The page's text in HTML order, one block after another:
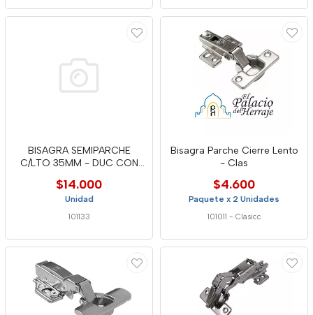
BISAGRA SEMIPARCHE
C/LTO 35MM - DUC CON
$14.000
Unidad
101133
Bisagra Parche Cierre Lento
- Clas
$4.600
Paquete x 2 Unidades
101011 - Clasicc